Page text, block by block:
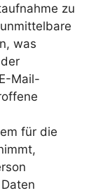
zu
was
Mail-
für die